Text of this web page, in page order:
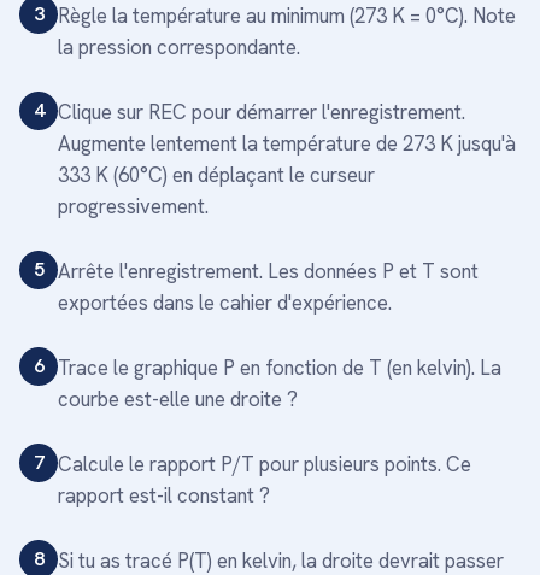
3 Règle la température au minimum (273 K = 0°C). Note
la pression correspondante.
4 Clique sur REC pour démarrer l'enregistrement.
Augmente lentement la température de 273 K jusqu'à
333 K (60°C) en déplaçant le curseur
progressivement.
5 Arrête l'enregistrement. Les données P et T sont
exportées dans le cahier d'expérience.
6 Trace le graphique P en fonction de T (en kelvin). La
courbe est-elle une droite ?
7 Calcule le rapport P/T pour plusieurs points. Ce
rapport est-il constant ?
8 Si tu as tracé P(T) en kelvin, la droite devrait passer